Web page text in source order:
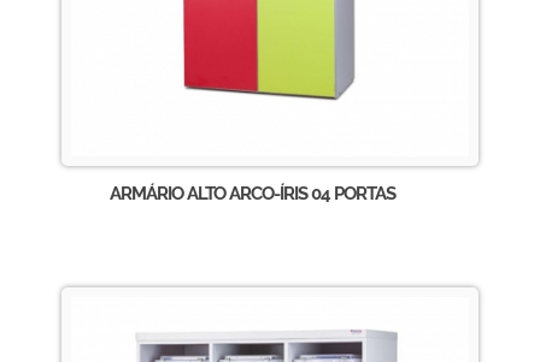
ARMÁRIO ALTO ARCO-ÍRIS 04 PORTAS